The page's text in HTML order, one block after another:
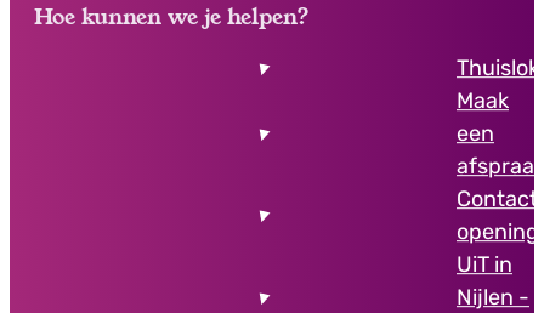
Hoe kunnen we je helpen?
Maak
een
afspraak
Contact
UiT in
Nijlen -